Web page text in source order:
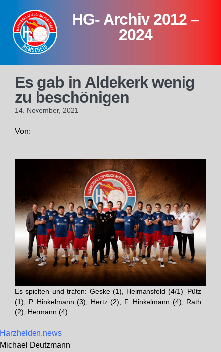
content
HG- Archiv 2012 –
2024
Es gab in Aldekerk wenig
zu beschönigen
14. November, 2021
Von:
Es spielten und trafen: Geske (1), Heimansfeld (4/1), Pütz
(1), P. Hinkelmann (3), Hertz (2), F. Hinkelmann (4), Rath
(2), Hermann (4).
Harzhelden.news
Michael Deutzmann